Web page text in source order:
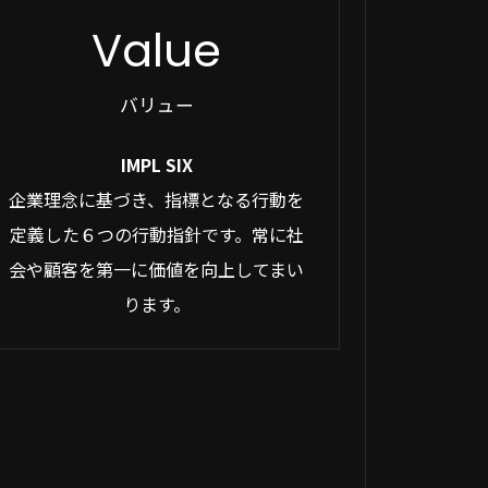
Value
バリュー
IMPL SIX
企業理念に基づき、指標となる行動を
定義した６つの行動指針です。常に社
会や顧客を第一に価値を向上してまい
ります。